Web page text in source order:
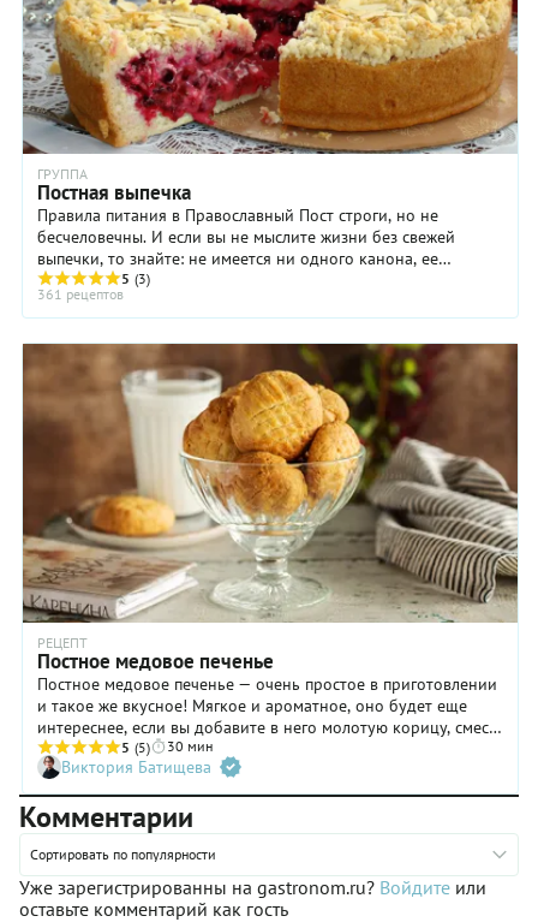
ГРУППА
Постная выпечка
Правила питания в Православный Пост строги, но не
бесчеловечны. И если вы не мыслите жизни без свежей
выпечки, то знайте: не имеется ни одного канона, ее
запрещающего. Конечно, постная выпечка не ...
5 (3)
361 рецептов
РЕЦЕПТ
Постное медовое печенье
Постное медовое печенье — очень простое в приготовлении
и такое же вкусное! Мягкое и ароматное, оно будет еще
интереснее, если вы добавите в него молотую корицу, смесь
специй для пряников (обычно в ней содержится та же
корица, имбирь, мускатный орех, кардамон, немного
гвоздики и черного перца) или свежую цедру лимона или
апельсина. Постное печенье с медом по этому рецепту
можно приготовить разной формы, например, вырезать из
теста колечки или сделать «лапшу» с помощью мясорубки,
но максимально простой способ — скатать небольшие
шарики и нанести узор-отпечаток зубчиками вилки.
5 (5) 30 мин
Виктория Батищева
Комментарии
Сортировать по популярности
Уже зарегистрированны на gastronom.ru? Войдите или
оставьте комментарий как гость